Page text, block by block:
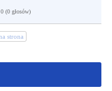
(0 głosów)
strona